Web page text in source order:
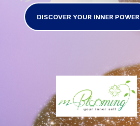
DISCOVER YOUR INNER POWER